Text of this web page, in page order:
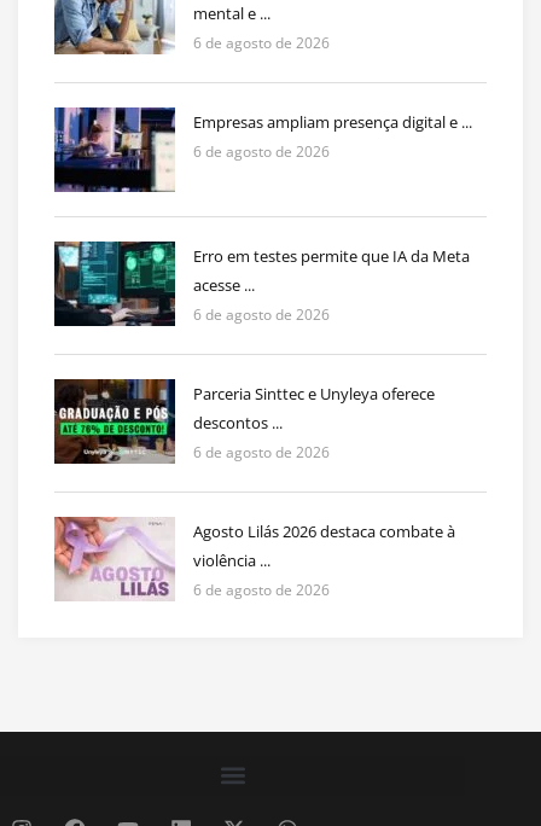
mental e ...
6 de agosto de 2026
Empresas ampliam presença digital e ...
6 de agosto de 2026
Erro em testes permite que IA da Meta
acesse ...
6 de agosto de 2026
Parceria Sinttec e Unyleya oferece
descontos ...
6 de agosto de 2026
Agosto Lilás 2026 destaca combate à
violência ...
6 de agosto de 2026